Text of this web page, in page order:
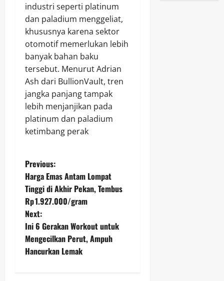
industri seperti platinum
dan paladium menggeliat,
khususnya karena sektor
otomotif memerlukan lebih
banyak bahan baku
tersebut. Menurut Adrian
Ash dari BullionVault, tren
jangka panjang tampak
lebih menjanjikan pada
platinum dan paladium
ketimbang perak
P
o
s
t
n
Previous:
Harga Emas Antam Lompat
Tinggi di Akhir Pekan, Tembus
Rp 1.927.000/gram
Next:
Ini 6 Gerakan Workout untuk
Mengecilkan Perut, Ampuh
Hancurkan Lemak